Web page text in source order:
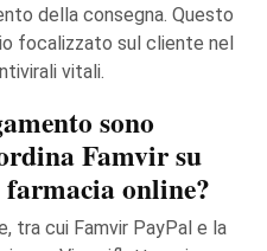
della consegna. Questo
focalizzato sul cliente nel
vitali.
sono
Famvir su
online?
tra cui Famvir PayPal e la